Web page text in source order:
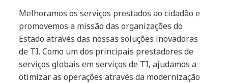
Melhoramos os serviços prestados ao cidadão e
promovemos a missão das organizações do
Estado através das nossas soluções inovadoras
de TI. Como um dos principais prestadores de
serviços globais em serviços de TI, ajudamos a
otimizar as operações através da modernização